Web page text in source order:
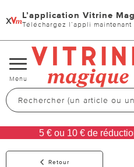
x L’application Vitrine
Téléchargez l’appli maintenant
Changer
de
navigation
Menu
5 € ou 10 € de
Retour